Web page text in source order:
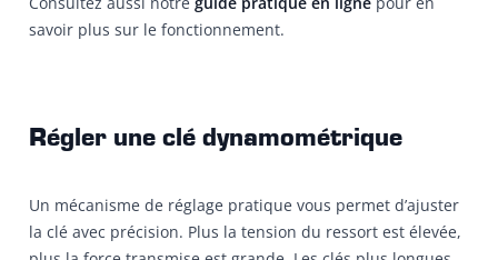
savoir plus sur le fonctionnement.
Régler une clé dynamométrique
Un mécanisme de réglage pratique vous permet d’ajuster
la clé avec précision. Plus la tension du ressort est élevée,